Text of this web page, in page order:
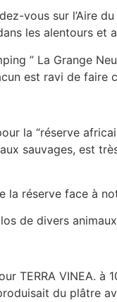
vous sur l’Aire
les alentours
” La Grange
est ravi de faire
la “réserve
sauvages, est
la réserve face à
de divers
TERRA VINEA. à
du plâtre